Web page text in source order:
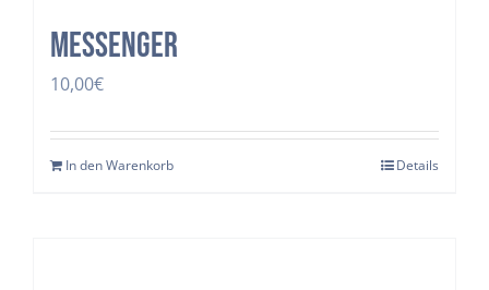
Messenger
10,00€
In den Warenkorb Details